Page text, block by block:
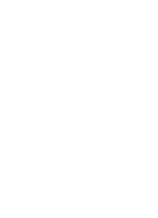
四个点
政启用新版票据
部署3·15年主题活动
作
办贯彻实施
作取得成效
督查调研
中心申诉举报功能
作到位
集中检查工作
供优质服务